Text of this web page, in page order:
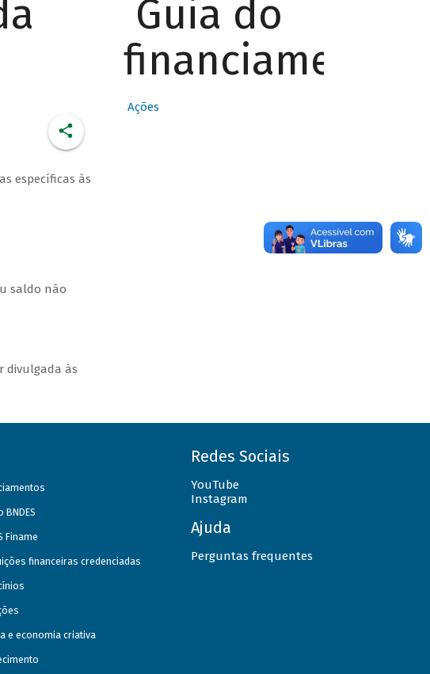
específicas às
saldo não
divulgada às
Guia do
financiamento
Ações
BNDES
Finame
financeiras credenciadas
e economia criativa
Redes Sociais
YouTube
Instagram
Ajuda
Perguntas frequentes